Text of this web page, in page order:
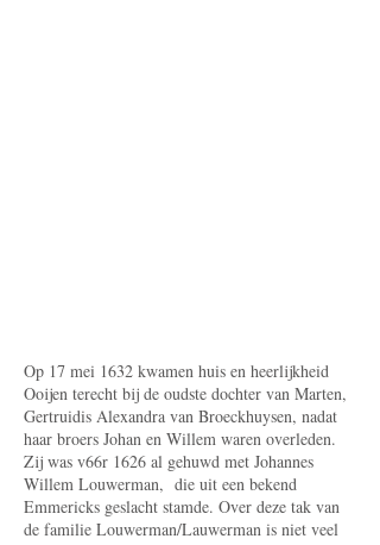
Op 17 mei 1632 kwamen huis en heerlijkheid
Ooijen terecht bij de oudste dochter van Marten,
Gertruidis Alexandra van Broeckhuysen, nadat
haar broers Johan en Willem waren overleden.
Zij was v66r 1626 al gehuwd met Johannes
Willem Louwerman, die uit een bekend
Emmericks geslacht stamde. Over deze tak van
de familie Louwerman/Lauwerman is niet veel